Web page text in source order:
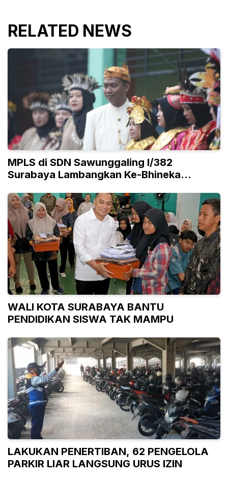
RELATED NEWS
MPLS di SDN Sawunggaling I/382
Surabaya Lambangkan Ke-Bhineka
WALI KOTA SURABAYA BANTU
PENDIDIKAN SISWA TAK MAMPU
LAKUKAN PENERTIBAN, 62 PENGELOLA
PARKIR LIAR LANGSUNG URUS IZIN